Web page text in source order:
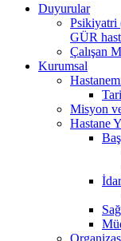
Duyurular
Psikiyatri
GÜR
Çalışan
Kurumsal
Misyon
Hastane